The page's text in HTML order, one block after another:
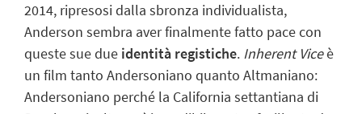
2014, ripresosi dalla sbronza individualista,
Anderson sembra aver finalmente fatto pace con
queste sue due identità registiche. Inherent Viceè
un film tanto Andersoniano quanto Altmaniano:
Andersoniano perché la California settantiana di